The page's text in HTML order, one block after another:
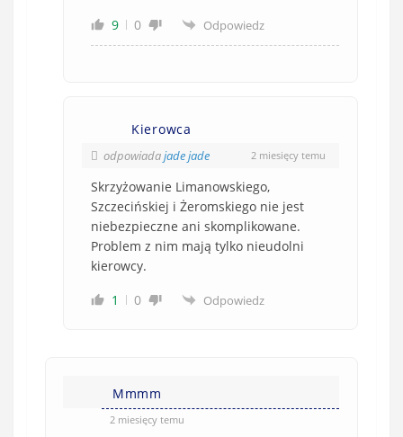
9
0 Odpowiedz
Kierowca
odpowiadajade jade 2 miesięcy temu
Skrzyżowanie Limanowskiego,
Szczecińskiej i Żeromskiego nie jest
niebezpieczne ani skomplikowane.
Problem z nim mają tylko nieudolni
kierowcy.
1
0 Odpowiedz
Mmmm
2 miesięcy temu